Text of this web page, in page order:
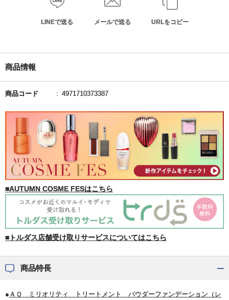
LINEで送る メールで送る URLをコピー
商品情報
商品コード 4971710373387
■AUTUMN COSME FESはこちら
■トルダス店舗受け取りサービスについてはこちら
商品特長
● ＡＱ ミリオリティ トリートメント パウダーファンデーション（レ